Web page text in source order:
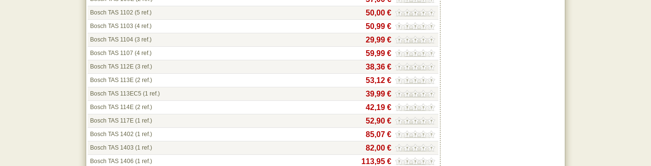
Bosch TAS 1102 (5 ref.) 50,00 €
Bosch TAS 1103 (4 ref.) 50,99 €
Bosch TAS 1104 (3 ref.) 29,99 €
Bosch TAS 1107 (4 ref.) 59,99 €
Bosch TAS 112E (3 ref.) 38,36 €
Bosch TAS 113E (2 ref.) 53,12 €
Bosch TAS 113EC5 (1 ref.) 39,99 €
Bosch TAS 114E (2 ref.) 42,19 €
Bosch TAS 117E (1 ref.) 52,90 €
Bosch TAS 1402 (1 ref.) 85,07 €
Bosch TAS 1403 (1 ref.) 82,00 €
Bosch TAS 1406 (1 ref.) 113,95 €